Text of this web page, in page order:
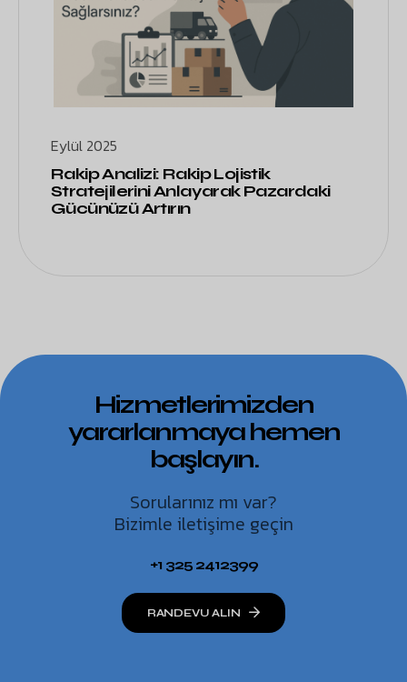
Eylül 2025
Rakip Analizi: Rakip Lojistik
Stratejilerini Anlayarak Pazardaki
Gücünüzü Artırın
Hizmetlerimizden
yararlanmaya hemen
başlayın.
Sorularınız mı var?
Bizimle iletişime geçin
+1 325 2412399
RANDEVU ALIN